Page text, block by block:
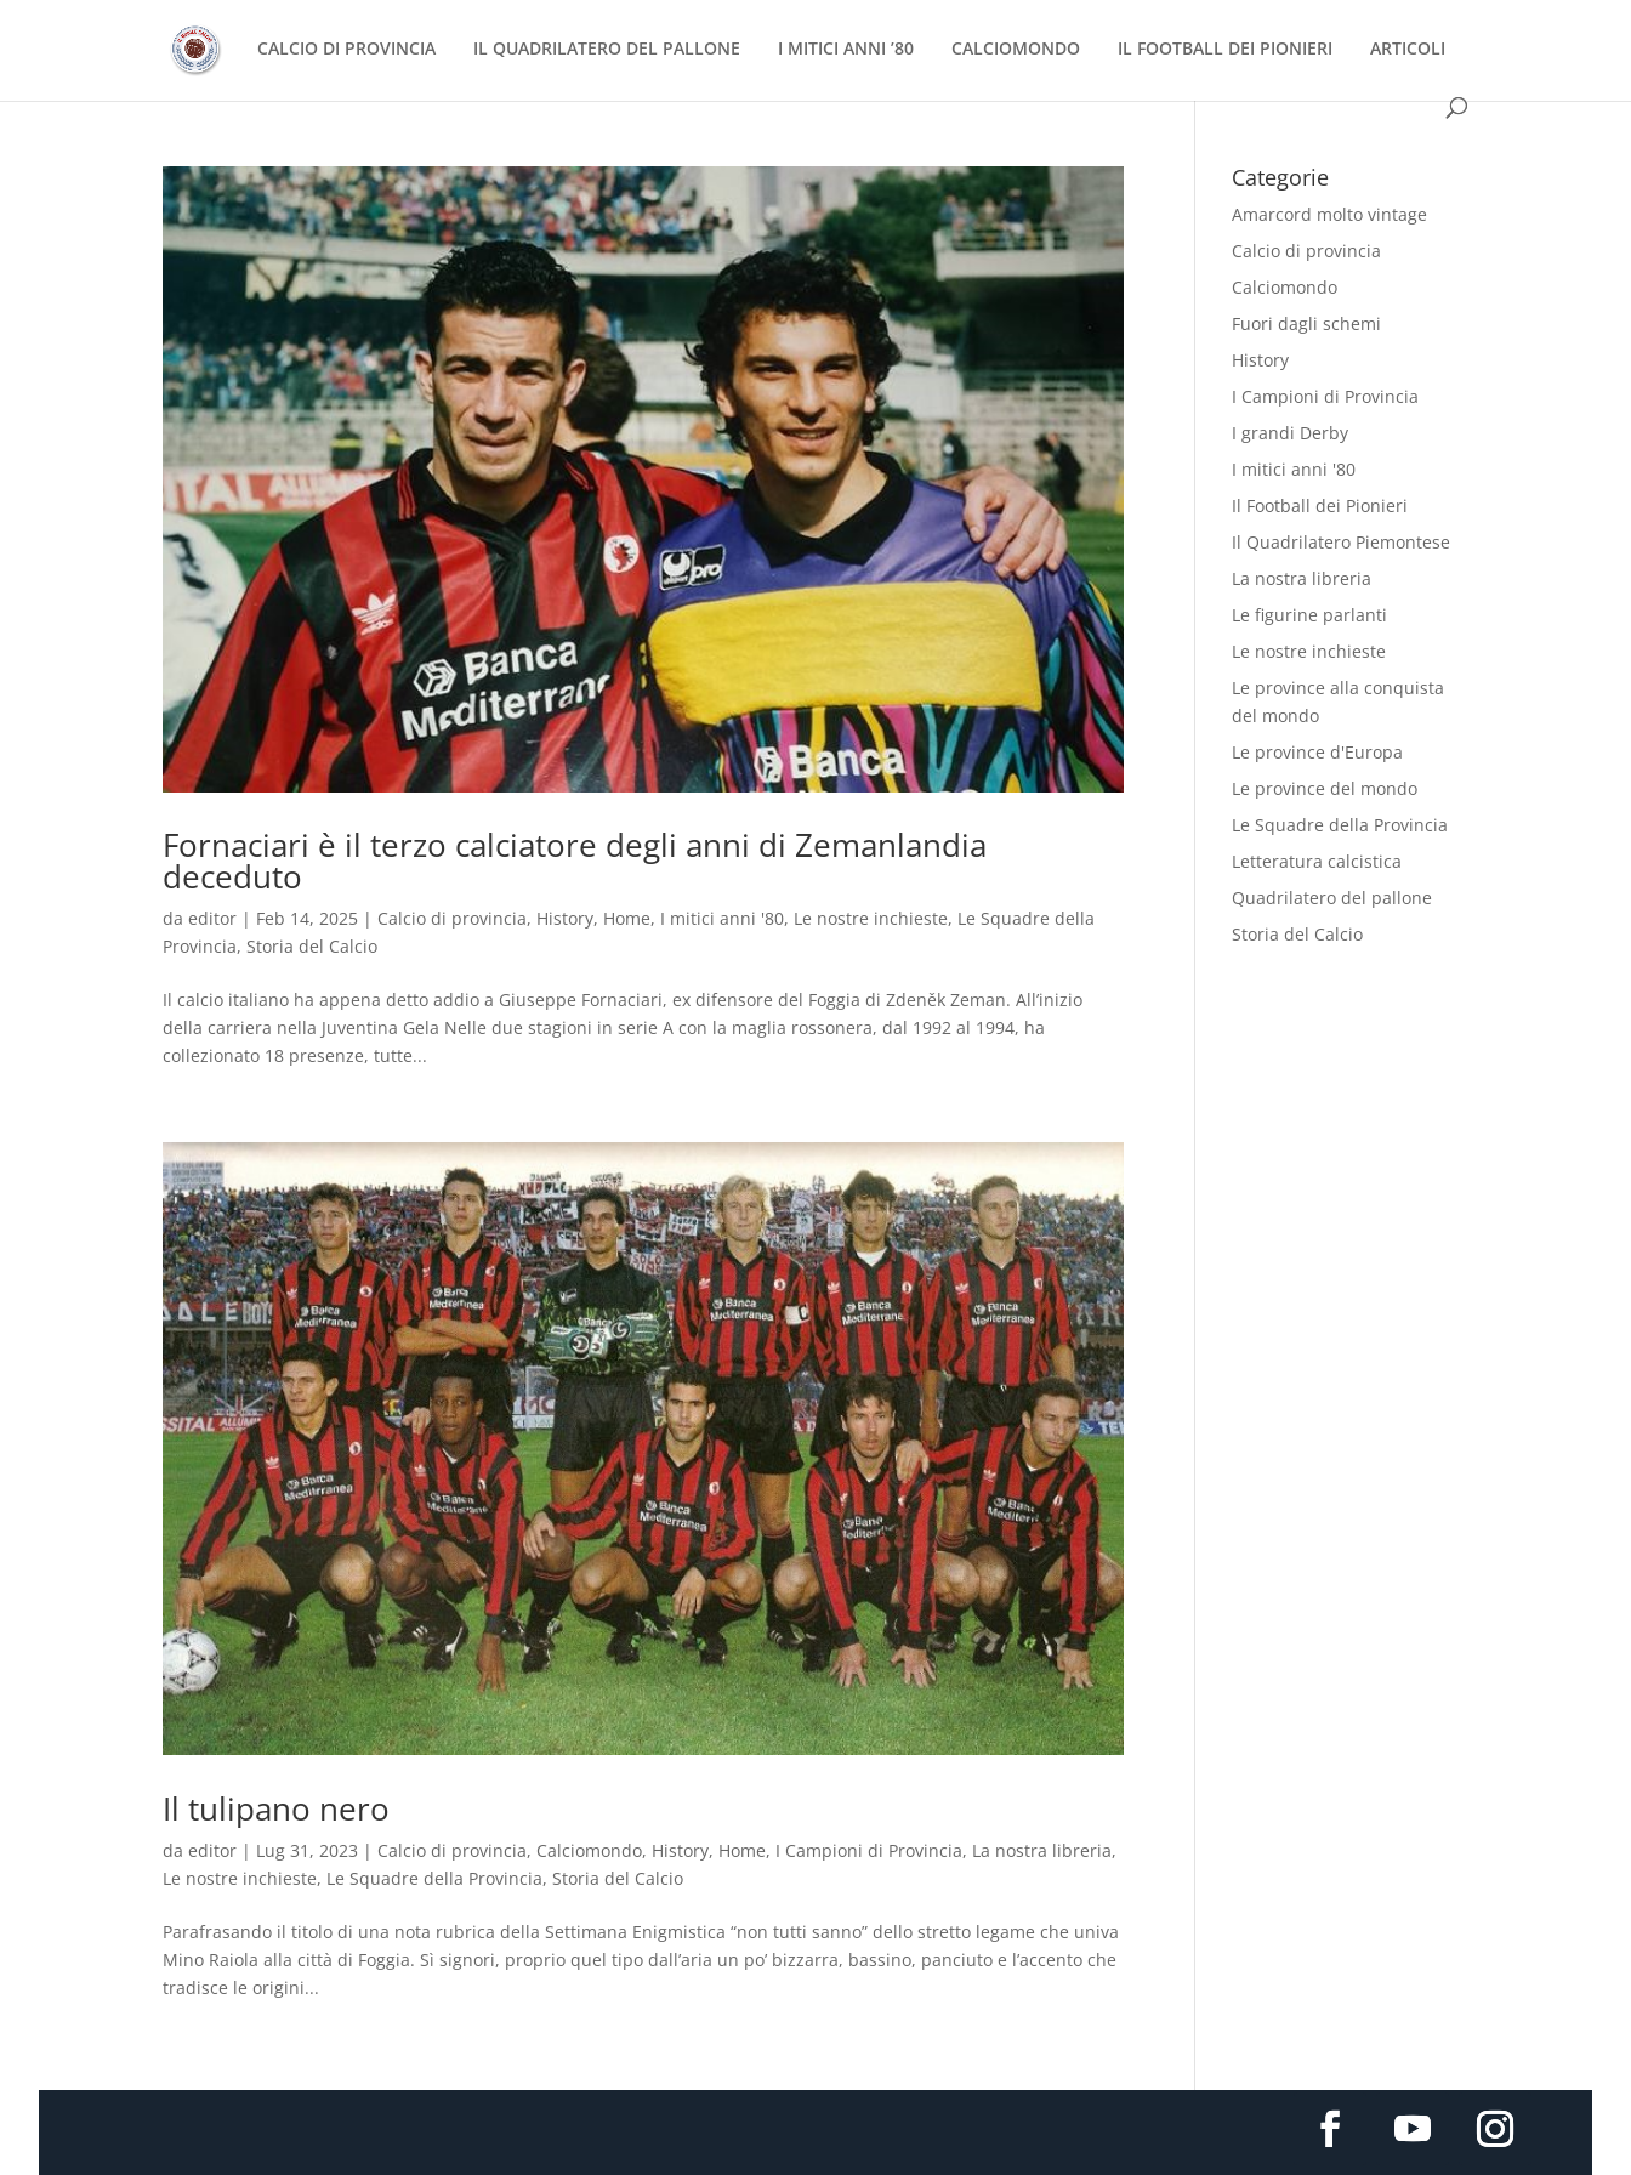
CALCIO DI PROVINCIA IL QUADRILATERO DEL PALLONE I MITICI ANNI ’80 CALCIOMONDO IL FOOTBALL DEI PIONIERI ARTICOLI
Fornaciari è il terzo calciatore degli anni di Zemanlandia
deceduto
daeditor | Feb 14, 2025 | Calcio di provincia, History, Home, I mitici anni '80, Le nostre inchieste, Le Squadre della
Provincia,Storia del Calcio
Il calcio italiano ha appena detto addio a Giuseppe Fornaciari, ex difensore del Foggia di Zdeněk Zeman. All’inizio
della carriera nella Juventina Gela Nelle due stagioni in serie A con la maglia rossonera, dal 1992 al 1994, ha
collezionato 18 presenze, tutte...
Il tulipano nero
daeditor | Lug 31, 2023 | Calcio di provincia, Calciomondo, History, Home, I Campioni di Provincia, La nostra libreria,
Le nostre inchieste, Le Squadre della Provincia, Storia del Calcio
Parafrasando il titolo di una nota rubrica della Settimana Enigmistica “non tutti sanno” dello stretto legame che univa
Mino Raiola alla città di Foggia. Sì signori, proprio quel tipo dall’aria un po’ bizzarra, bassino, panciuto e l’accento che
tradisce le origini...
Categorie
Amarcord molto vintage
Calcio di provincia
Calciomondo
Fuori dagli schemi
History
I Campioni di Provincia
I grandi Derby
I mitici anni '80
Il Football dei Pionieri
Il Quadrilatero Piemontese
La nostra libreria
Le figurine parlanti
Le nostre inchieste
Le province alla conquista
del mondo
Le province d'Europa
Le province del mondo
Le Squadre della Provincia
Letteratura calcistica
Quadrilatero del pallone
Storia del Calcio